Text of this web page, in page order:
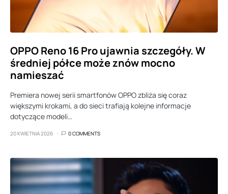
OPPO Reno 16 Pro ujawnia szczegóły. W
średniej półce może znów mocno
namieszać
Premiera nowej serii smartfonów OPPO zbliża się coraz
większymi krokami, a do sieci trafiają kolejne informacje
dotyczące modeli…
20 KWIETNIA 2026 0 COMMENTS